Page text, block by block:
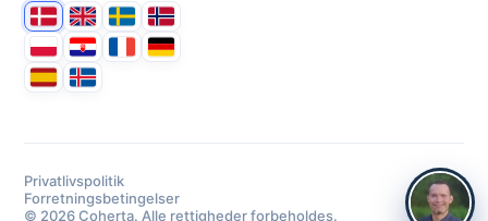
DanmarkUnited Kingdom
SverigeNorge
PolskaHrvatskaFranceDeutschland
EspanaÍsland
Privatlivspolitik
Forretningsbetingelser
© 2026 Coherta. Alle rettigheder forbeholdes.